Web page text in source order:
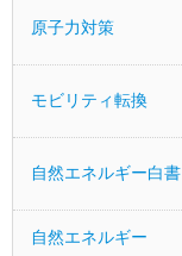
原子力対策
モビリティ転換
自然エネルギー白書
自然エネルギー